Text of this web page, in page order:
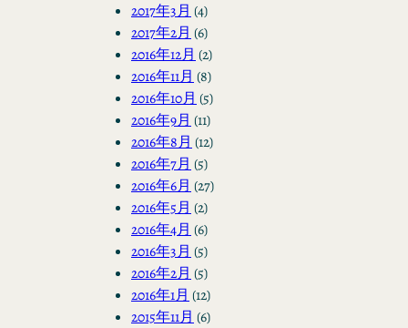
2017年3月 (4)
2017年2月 (6)
2016年12月 (2)
2016年11月 (8)
2016年10月 (5)
2016年9月 (11)
2016年8月 (12)
2016年7月 (5)
2016年6月 (27)
2016年5月 (2)
2016年4月 (6)
2016年3月 (5)
2016年2月 (5)
2016年1月 (12)
2015年11月 (6)